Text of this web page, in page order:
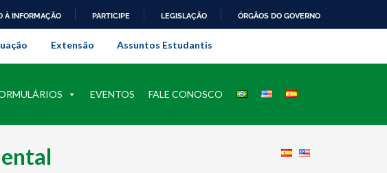
À INFORMAÇÃO PARTICIPE LEGISLAÇÃO ÓRGÃOS DO GOVERNO
Rural do Rio de Janeiro
Extensão Assuntos Estudantis
EVENTOS FALE CONOSCO